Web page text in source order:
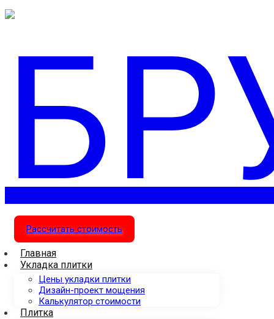
Рассчитать стоимость
Главная
Укладка плитки
Цены укладки плитки
Дизайн-проект мощения
Калькулятор стоимости
Плитка